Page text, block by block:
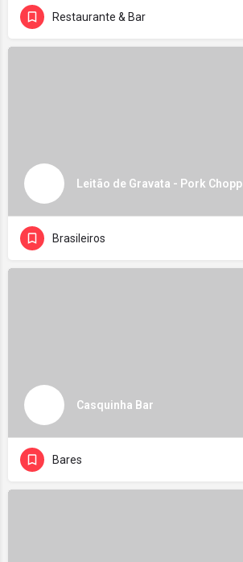
Restaurante & Bar
Leitão de Gravata - Pork Chopp
Brasileiros
Casquinha Bar
Bares